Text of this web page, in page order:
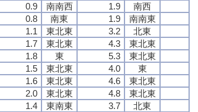
0.9 南南西 1.9
南西
0.8 南東 1.9
南南東
1.1 東北東 3.2
北東
1.7 東北東 4.3
東北東
1.8 東 5.3
東北東
1.5 東北東 4.0
東
1.6 東北東 4.6
東北東
2.0 東北東 4.8
東北東
1.4 東南東 3.7
北東
0.9 南南西 1.9
南西
0.8 南東 1.9
南南東
1.1 東北東 3.2
北東
1.7 東北東 4.3
東北東
1.8 東 5.3
東北東
1.5 東北東 4.0
東
1.6 東北東 4.6
東北東
2.0 東北東 4.8
東北東
1.4 東南東 3.7
北東
0.9 南南西 1.9
南西
0.8 南東 1.9
南南東
1.1 東北東 3.2
北東
1.7 東北東 4.3
東北東
1.8 東 5.3
東北東
1.5 東北東 4.0
東
1.6 東北東 4.6
東北東
2.0 東北東 4.8
東北東
1.4 東南東 3.7
北東
0.9 南南西 1.9
南西
0.8 南東 1.9
南南東
1.1 東北東 3.2
北東
1.7 東北東 4.3
東北東
1.8 東 5.3
東北東
1.5 東北東 4.0
東
1.6 東北東 4.6
東北東
2.0 東北東 4.8
東北東
1.4 東南東 3.7
北東